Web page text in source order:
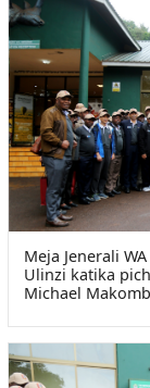
Meja Jenerali
Ulinzi katika
Michael